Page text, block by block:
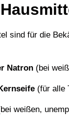
sind für die
Natron (bei
(für alle
weißen,